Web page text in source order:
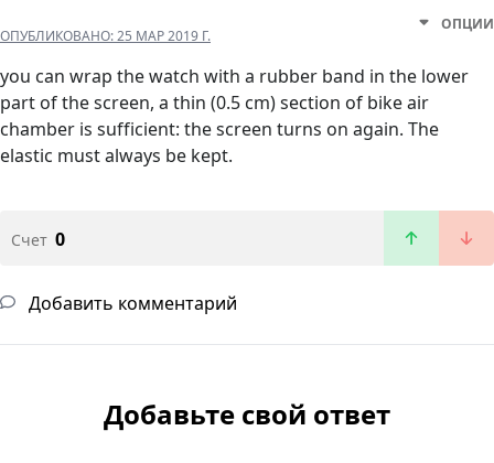
ОПУБЛИКОВАНО:25 МАР 2019 Г.
ОПЦИИ
you can wrap the watch with a rubber band in the lower
part of the screen, a thin (0.5 cm) section of bike air
chamber is sufficient: the screen turns on again. The
elastic must always be kept.
Счет 0
Добавить комментарий
Добавьте свой ответ